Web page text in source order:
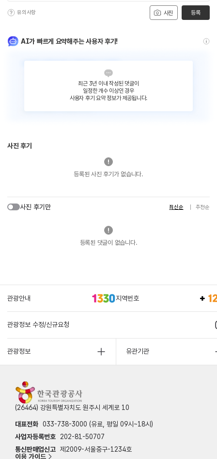
사진
유의사항 등록
AI가 빠르게 요약해주는 사용자 후기!
최근 3년 이내 작성된 댓글이
일정한 개수 이상인 경우
사용자 후기 요약 정보가 제공됩니다.
사진 후기
등록된 사진 후기가 없습니다.
사진 후기만 최신순 추천순
등록된 댓글이 없습니다.
관광안내 지역번호
관광정보 수정/신규요청
관광정보 유관기관
(26464) 강원특별자치도 원주시 세계로 10
대표전화 033-738-3000 (유료, 평일 09시~18시)
사업자등록번호
202-81-50707
통신판매업신고 제2009-서울중구-1234호
이용 가이드